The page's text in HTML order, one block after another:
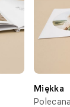
Miękka